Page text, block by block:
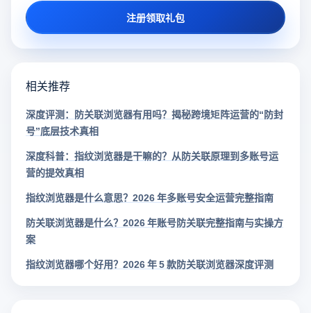
注册领取礼包
相关推荐
深度评测：防关联浏览器有用吗？揭秘跨境矩阵运营的“防封
号”底层技术真相
深度科普：指纹浏览器是干嘛的？从防关联原理到多账号运
营的提效真相
指纹浏览器是什么意思？2026 年多账号安全运营完整指南
防关联浏览器是什么？2026 年账号防关联完整指南与实操方
案
指纹浏览器哪个好用？2026 年 5 款防关联浏览器深度评测